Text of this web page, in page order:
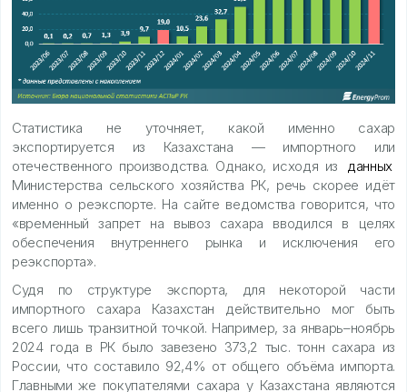
Статистика не уточняет, какой именно сахар
экспортируется из Казахстана — импортного или
отечественного производства. Однако, исходя из
данных
Министерства сельского хозяйства РК, речь скорее идёт
именно о реэкспорте. На сайте ведомства говорится, что
«временный запрет на вывоз сахара вводился в целях
обеспечения внутреннего рынка и исключения его
реэкспорта».
Судя по структуре экспорта, для некоторой части
импортного сахара Казахстан действительно мог быть
всего лишь транзитной точкой. Например, за январь–ноябрь
2024 года в РК было завезено 373,2 тыс. тонн сахара из
России, что составило 92,4% от общего объёма импорта.
Главными же покупателями сахара у Казахстана являются